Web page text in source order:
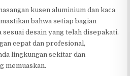
kusen aluminium dan kaca
bahwa setiap bagian
desain yang telah disepakati.
cepat dan profesional,
lingkungan sekitar dan
memuaskan.